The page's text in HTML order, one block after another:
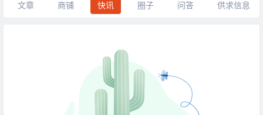
文章 商铺 快讯 圈子 问答 供求信息